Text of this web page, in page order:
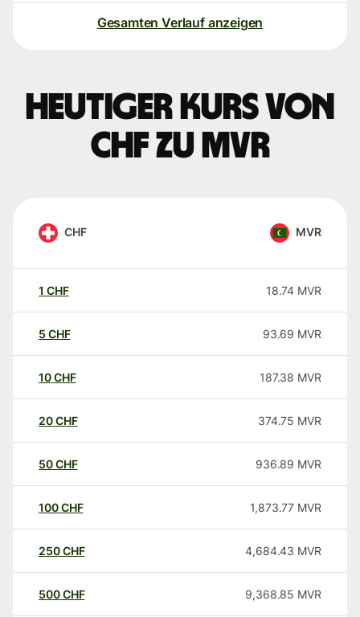
Gesamten Verlauf anzeigen
Heutiger Kurs von
CHF zu MVR
CHF MVR
1 CHF 18.74 MVR
5 CHF 93.69 MVR
10CHF 187.38 MVR
20CHF 374.75 MVR
50CHF 936.89 MVR
100CHF 1,873.77 MVR
250CHF 4,684.43 MVR
500CHF 9,368.85 MVR